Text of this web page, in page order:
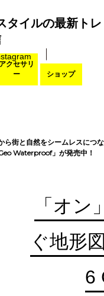
タイルの最新トレ
アクセサリ
ー
ショップ
ら街と自然をシームレスにつな
Waterproof」が発売中！
「オ
ぐ地形
6